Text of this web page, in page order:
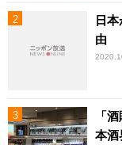
日
由
「
本酒